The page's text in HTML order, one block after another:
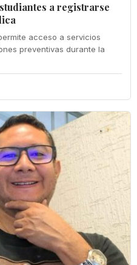
a registrarse
acceso a servicios
preventivas durante la